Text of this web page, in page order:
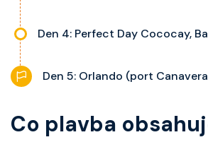
Den 4: Perfect Day Cococay,
Den 5: Orlando (port
Co plavba